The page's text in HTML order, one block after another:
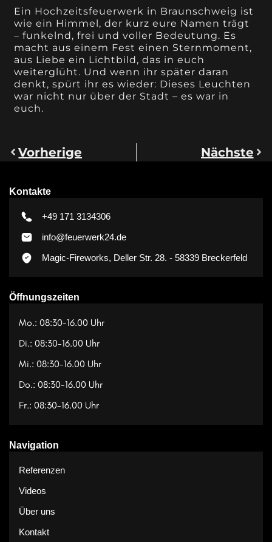
Ein Hochzeitsfeuerwerk in Braunschweig ist
wie ein Himmel, der kurz eure Namen trägt
– funkelnd, frei und voller Bedeutung. Es
macht aus einem Fest einen Sternmoment,
aus Liebe ein Lichtbild, das in euch
weiterglüht. Und wenn ihr später daran
denkt, spürt ihr es wieder: Dieses Leuchten
war nicht nur über der Stadt – es war in
euch.
Vorherige Nächste
Kontakte
+49 171 3134306
info@feuerwerk24.de
Magic-Fireworks, Deller Str. 28. - 58339 Breckerfeld
Öffnungszeiten
Mo.: 08:30-16.00 Uhr
Di.: 08:30-16.00 Uhr
Mi.: 08:30-16.00 Uhr
Do.: 08:30-16.00 Uhr
Fr.: 08:30-16.00 Uhr
Navigation
Referenzen
Videos
Über uns
Kontakt